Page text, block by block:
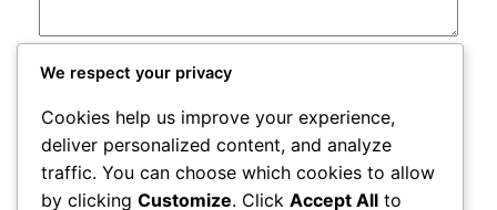
Name*
Email
Website
We respect your privacy
Cookies help us improve your experience,
deliver personalized content, and analyze
traffic. You can choose which cookies to allow
by clicking Customize. Click Accept All to